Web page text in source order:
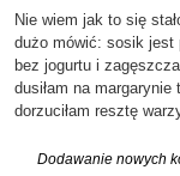
Nie wiem jak to się
dużo mówić: sosik jest
bez jogurtu i
dusiłam na
dorzuciłam resztę
Dodawanie nowych